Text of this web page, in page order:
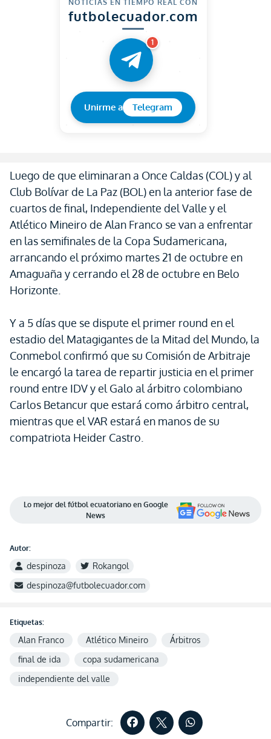
NOTICIAS EN TIEMPO REAL CON
futbolecuador.com
1
Unirme a Telegram
Luego de que eliminaran a Once Caldas (COL) y al
Club Bolívar de La Paz (BOL) en la anterior fase de
cuartos de final, Independiente del Valle y el
Atlético Mineiro de Alan Franco se van a enfrentar
en las semifinales de la Copa Sudamericana,
arrancando el próximo martes 21 de octubre en
Amaguaña y cerrando el 28 de octubre en Belo
Horizonte.
Y a 5 días que se dispute el primer round en el
estadio del Matagigantes de la Mitad del Mundo, la
Conmebol confirmó que su Comisión de Arbitraje
le encargó la tarea de repartir justicia en el primer
round entre IDV y el Galo al árbitro colombiano
Carlos Betancur que estará como árbitro central,
mientras que el VAR estará en manos de su
compatriota Heider Castro.
Lo mejor del fútbol ecuatoriano en Google
News
Autor:
despinoza
Rokangol
despinoza@futbolecuador.com
Etiquetas:
Alan Franco Atlético Mineiro
Árbitros
final de ida
copa sudamericana
independiente del valle
Compartir: